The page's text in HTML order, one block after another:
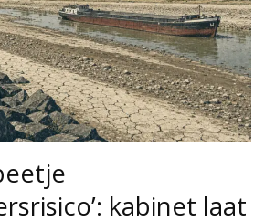
kabinet laat